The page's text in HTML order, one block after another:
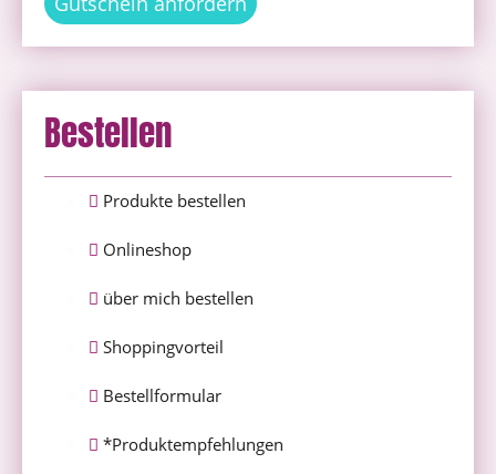
Bestellen
Produkte bestellen
Onlineshop
über mich bestellen
Shoppingvorteil
Bestellformular
*Produktempfehlungen